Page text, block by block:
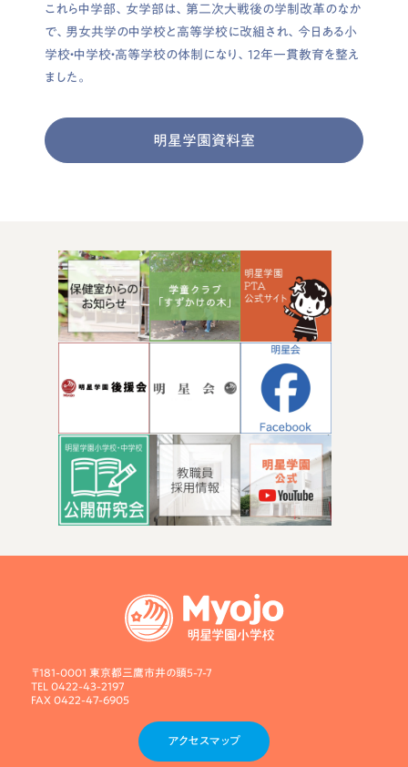
これら中学部、女学部は、第二次大戦後の学制改革のなか
で、男女共学の中学校と高等学校に改組され、今日ある小
学校・中学校・高等学校の体制になり、12年一貫教育を整え
ました。
明星学園資料室
〒181-0001 東京都三鷹市井の頭5-7-7
TEL 0422-43-2197
FAX 0422-47-6905
アクセスマップ